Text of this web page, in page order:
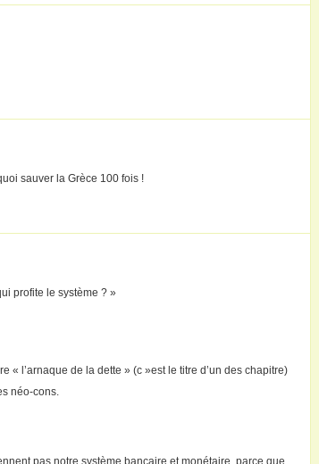
sauver la Grèce 100 fois !
profite le système ? »
« l’arnaque de la dette » (c »est le titre d’un des chapitre)
néo-cons.
pas notre système bancaire et monétaire, parce que